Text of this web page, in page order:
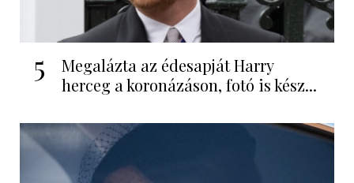
5
Megalázta az édesapját Harry
herceg a koronázáson, fotó is kész...